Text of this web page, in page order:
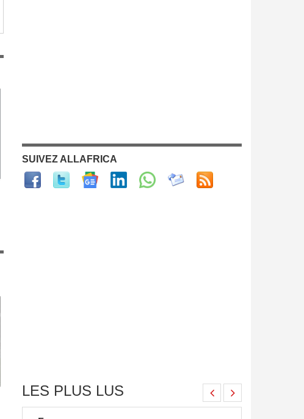
SUIVEZ ALLAFRICA
LES PLUS LUS